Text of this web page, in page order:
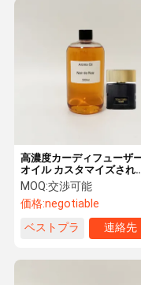
高濃度カーディフューザ
オイル カスタマイズされ
ノア・デ・ノアデザイナー
香水オイル
MOQ:交渉可能
価格:negotiable
ベストプラ
連絡先